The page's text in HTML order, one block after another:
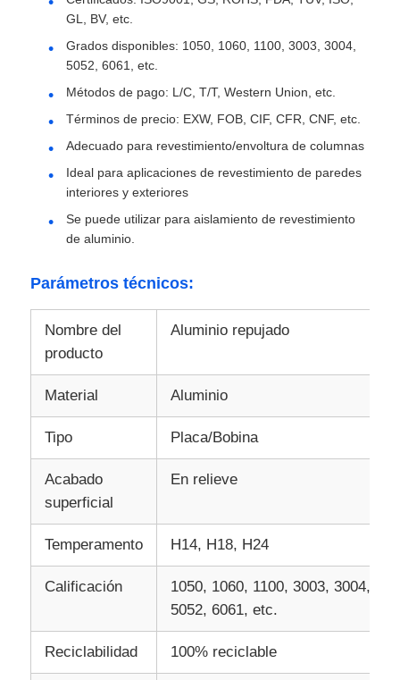
Contacta con nosotros
Noticias
Solicitar una cita
placa de aluminio
Bobina de aluminio recubierta de color
bobina de aluminio
Bobina de aluminio de la tira
Placa a cuadros de aluminio
GL, BV, etc.
Grados disponibles: 1050, 1060, 1100, 3003, 3004,
5052, 6061, etc.
Métodos de pago: L/C, T/T, Western Union, etc.
Términos de precio: EXW, FOB, CIF, CFR, CNF, etc.
Adecuado para revestimiento/envoltura de columnas
Ideal para aplicaciones de revestimiento de paredes
interiores y exteriores
Se puede utilizar para aislamiento de revestimiento
de aluminio.
Parámetros técnicos:
Nombre del
producto
Aluminio repujado
Material Aluminio
Tipo Placa/Bobina
Acabado
superficial
En relieve
Temperamento H14, H18, H24
Calificación
1050, 1060, 1100, 3003, 3004,
5052, 6061, etc.
Reciclabilidad 100% reciclable